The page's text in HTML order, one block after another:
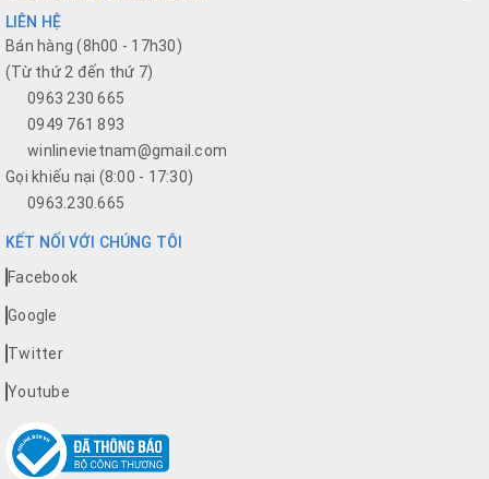
LIÊN HỆ
Bán hàng (8h00 - 17h30)
(Từ thứ 2 đến thứ 7)
0963 230 665
0949 761 893
winlinevietnam@gmail.com
Gọi khiếu nại (8:00 - 17:30)
0963.230.665
KẾT NỐI VỚI CHÚNG TÔI
Facebook
Google
Twitter
Youtube